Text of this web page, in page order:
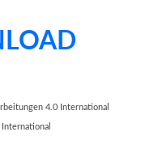
4.0 International